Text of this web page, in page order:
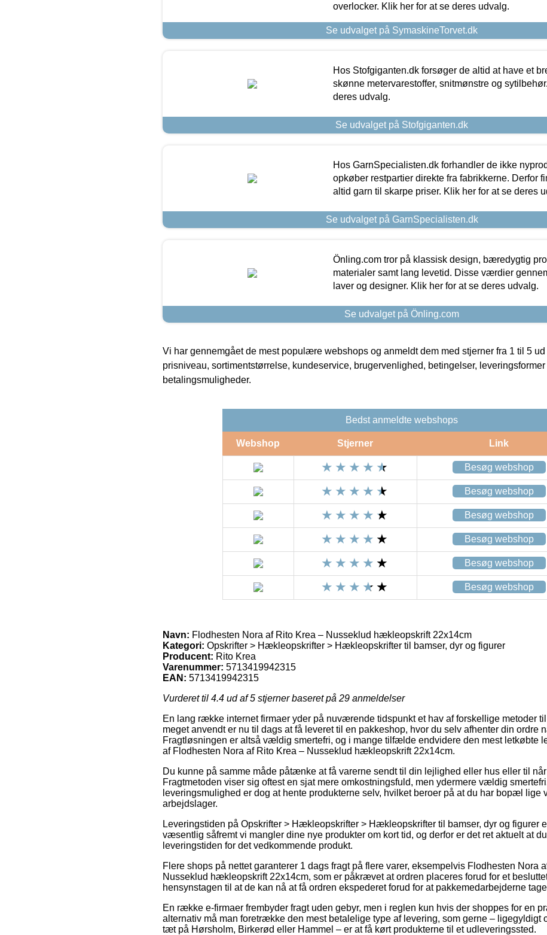
overlocker. Klik her for at se deres udvalg.
Se udvalget på SymaskineTorvet.dk
Hos Stofgiganten.dk forsøger de altid at have et
skønne metervarestoffer, snitmønstre og
deres udvalg.
Se udvalget på Stofgiganten.dk
Hos GarnSpecialisten.dk forhandler de ikke
opkøber restpartier direkte fra fabrikkerne. Derfor
altid garn til skarpe priser. Klik her for at se deres
Se udvalget på GarnSpecialisten.dk
Önling.com tror på klassisk design, bæredygtig
materialer samt lang levetid. Disse værdier
laver og designer. Klik her for at se deres udvalg.
Se udvalget på Önling.com
Vi har gennemgået de mest populære webshops og anmeldt dem med stjerner fra 1 til 5
prisniveau, sortimentstørrelse, kundeservice, brugervenlighed, betingelser, leveringsformer
betalingsmuligheder.
Bedst anmeldte webshops
Webshop Stjerner Link
Besøg webshop
Besøg webshop
Besøg webshop
Besøg webshop
Besøg webshop
Besøg webshop
Navn: Flodhesten Nora af Rito Krea – Nusseklud hækleopskrift 22x14cm
Kategori: Opskrifter > Hækleopskrifter > Hækleopskrifter til bamser, dyr og figurer
Producent: Rito Krea
Varenummer: 5713419942315
EAN: 5713419942315
Vurderet til 4.4 ud af 5 stjerner baseret på 29 anmeldelser
En lang række internet firmaer yder på nuværende tidspunkt et hav af forskellige metoder
meget anvendt er nu til dags at få leveret til en pakkeshop, hvor du selv afhenter din ordre
Fragtløsningen er altså vældig smertefri, og i mange tilfælde endvidere den mest letkøbte
af Flodhesten Nora af Rito Krea – Nusseklud hækleopskrift 22x14cm.
Du kunne på samme måde påtænke at få varerne sendt til din lejlighed eller hus eller til
Fragtmetoden viser sig oftest en sjat mere omkostningsfuld, men ydermere vældig
leveringsmulighed er dog at hente produkterne selv, hvilket beroer på at du har bopæl lige
arbejdslager.
Leveringstiden på Opskrifter > Hækleopskrifter > Hækleopskrifter til bamser, dyr og figurer
væsentlig såfremt vi mangler dine nye produkter om kort tid, og derfor er det ret aktuelt at
leveringstiden for det vedkommende produkt.
Flere shops på nettet garanterer 1 dags fragt på flere varer, eksempelvis Flodhesten Nora
Nusseklud hækleopskrift 22x14cm, som er påkrævet at ordren placeres forud for et
hensynstagen til at de kan nå at få ordren ekspederet forud for at pakkemedarbejderne
En række e-firmaer frembyder fragt uden gebyr, men i reglen kun hvis der shoppes for en
alternativ må man foretrække den mest betalelige type af levering, som gerne – ligegyldigt
tæt på Hørsholm, Birkerød eller Hammel – er at få kørt produkterne til et udleveringssted.